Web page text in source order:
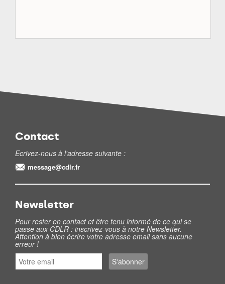
Contact
Ecrivez-nous à l'adresse suivante :
message@cdlr.fr
Newsletter
Pour rester en contact et être tenu informé de ce qui se
passe aux CDLR : inscrivez-vous à notre Newsletter.
Attention à bien écrire votre adresse email sans aucune
erreur !